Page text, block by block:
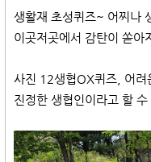
생활재 초성퀴즈~ 어찌나
이곳저곳에서 감탄이 쏟아
사진 12생협OX퀴즈, 어려
진정한 생협인이라고 할